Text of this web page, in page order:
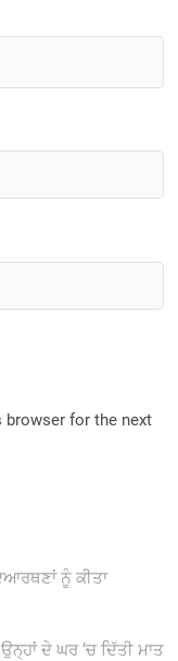
browser for the next
ਨੂੰ ਕੀਤਾ
ਦੇ ਘਰ ‘ਚ ਦਿੱਤੀ ਮਾਤ